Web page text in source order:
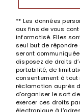
** Les données
aux fins de vous
informatisé. Elles
seul but de
seront
disposez de droits
portabilité, de
consentement à tout
réclamation auprès
d’organiser le sort
exercer ces droits
électronique à